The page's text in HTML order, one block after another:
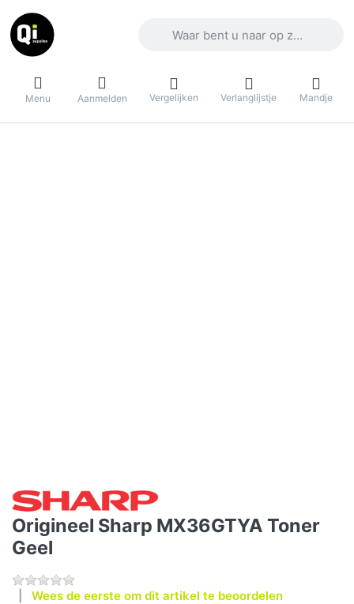
Menu Aanmelden Vergelijken Verlanglijstje Mandje
Origineel Sharp MX36GTYA Toner
Geel
Wees de eerste om dit artikel te beoordelen